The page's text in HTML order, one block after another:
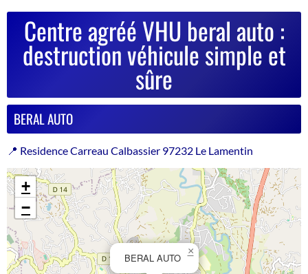
Centre agréé VHU beral auto :
destruction véhicule simple et
sûre
BERAL AUTO
📍 Residence Carreau Calbassier 97232 Le Lamentin
BERAL AUTO
×
+
−